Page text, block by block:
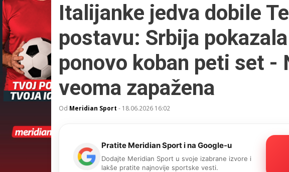
Italijanke jedva dobile
postavu: Srbija
ponovo koban peti set -
veoma zapažena
Od Meridian Sport - 18.06.2026 16:02
Pratite Meridian Sport i na Google-u
Dodajte Meridian Sport u svoje izabrane izvore i
lakše pratite najnovije sportske vesti.